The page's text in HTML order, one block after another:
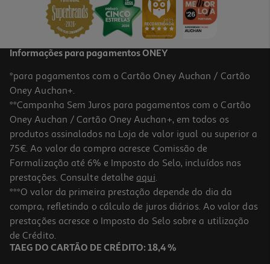
19,99 €
Jogo Ps4 Lego Star Wars Skywalker Saga
24.89 €/un
24,89 €
Informações para pagamentos ONEY
*para pagamentos com o Cartão Oney Auchan / Cartão
Oney Auchan+.
**Campanha Sem Juros para pagamentos com o Cartão
Oney Auchan / Cartão Oney Auchan+, em todos os
produtos assinalados na Loja de valor igual ou superior a
75€. Ao valor da compra acresce Comissão de
Formalização até 6% e Imposto do Selo, incluídos nas
prestações. Consulte detalhe aqui.
***O valor da primeira prestação depende do dia da
compra, refletindo o cálculo de juros diários. Ao valor das
prestações acresce o Imposto do Selo sobre a utilização
de Crédito.
TAEG DO CARTÃO DE CRÉDITO: 18,4 %